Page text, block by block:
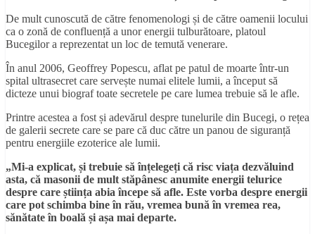
De mult cunoscută de către fenomenologi și de către oamenii locului
ca o zonă de confluență a unor energii tulburătoare, platoul
Bucegilor a reprezentat un loc de temută venerare.
În anul 2006, Geoffrey Popescu, aflat pe patul de moarte într-un
spital ultrasecret care servește numai elitele lumii, a început să
dicteze unui biograf toate secretele pe care lumea trebuie să le afle.
Printre acestea a fost și adevărul despre tunelurile din Bucegi, o rețea
de galerii secrete care se pare că duc către un panou de siguranță
pentru energiile ezoterice ale lumii.
„Mi-a explicat, și trebuie să înțelegeți că risc viața dezvăluind
asta, că masonii de mult stăpânesc anumite energii telurice
despre care știința abia începe să afle. Este vorba despre energii
care pot schimba bine în rău, vremea bună în vremea rea,
sănătate în boală și așa mai departe.